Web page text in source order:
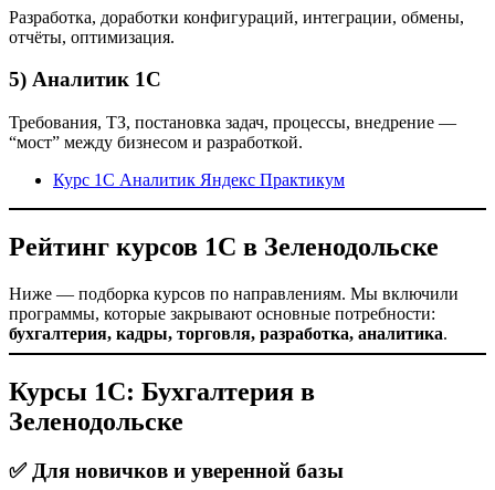
Разработка, доработки конфигураций, интеграции, обмены,
отчёты, оптимизация.
5) Аналитик 1С
Требования, ТЗ, постановка задач, процессы, внедрение —
“мост” между бизнесом и разработкой.
Курс 1С Аналитик Яндекс Практикум
Рейтинг курсов 1С в Зеленодольске
Ниже — подборка курсов по направлениям. Мы включили
программы, которые закрывают основные потребности:
бухгалтерия, кадры, торговля, разработка, аналитика.
Курсы 1С: Бухгалтерия в
Зеленодольске
✅ Для новичков и уверенной базы